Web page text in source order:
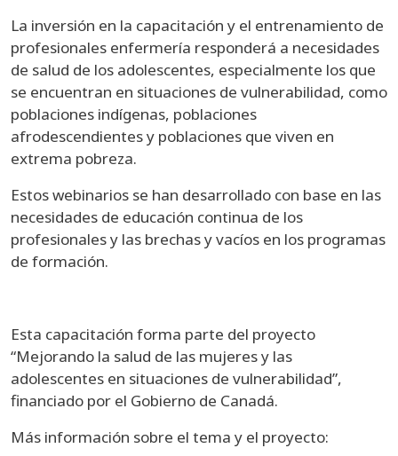
La inversión en la capacitación y el entrenamiento de
profesionales enfermería responderá a necesidades
de salud de los adolescentes, especialmente los que
se encuentran en situaciones de vulnerabilidad, como
poblaciones indígenas, poblaciones
afrodescendientes y poblaciones que viven en
extrema pobreza.
Estos webinarios se han desarrollado con base en las
necesidades de educación continua de los
profesionales y las brechas y vacíos en los programas
de formación.
Esta capacitación forma parte del proyecto
“Mejorando la salud de las mujeres y las
adolescentes en situaciones de vulnerabilidad”,
financiado por el Gobierno de Canadá.
Más información sobre el tema y el proyecto: